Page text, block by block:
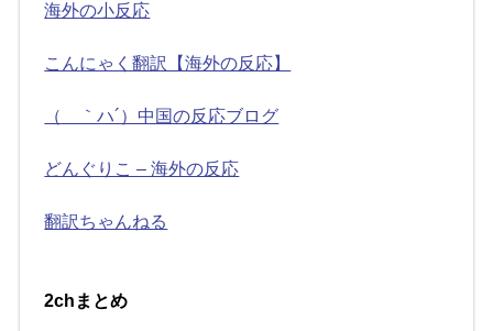
海外の小反応
こんにゃく翻訳【海外の反応】
（ ｀ハ´）中国の反応ブログ
どんぐりこ – 海外の反応
翻訳ちゃんねる
2chまとめ